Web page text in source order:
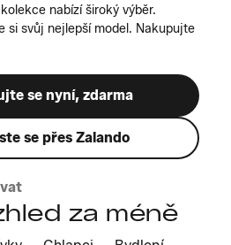
nabízí široký výběr.
si svůj nejlepší model. Nakupujte
se nyní, zdarma
se přes Zalando
za méně